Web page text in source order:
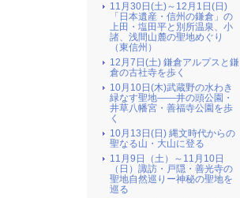
11月30日(土)～12月1日(日)
「日本遺産・信州の鎌倉」の
上田・塩田平と別所温泉、小
諸、浅間山麓の聖地めぐり
（東信州）
12月7日(土) 鎌倉アルプスと鎌
倉の古社寺を歩く
10月10日(木)武蔵野の水わき
緑なす聖地――井の頭公園・
井草八幡宮・善福寺公園を歩
く
10月13日(日) 縄文時代からの
聖なる山・大山に登る
11月9日（土）～11月10日
（日）諏訪・戸隠・善光寺の
聖地自然巡りー神秘の聖地を
巡る